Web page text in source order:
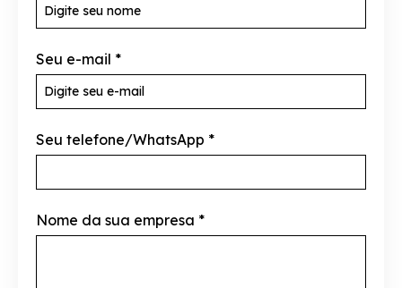
Seu e-mail *
Seu telefone/WhatsApp *
Nome da sua empresa *